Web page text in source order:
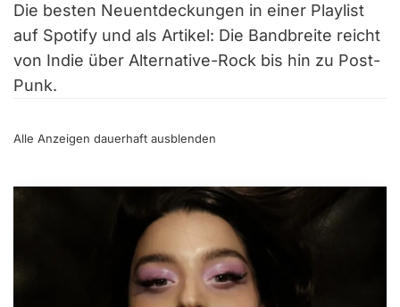
Die besten Neuentdeckungen in einer Playlist
auf Spotify und als Artikel: Die Bandbreite reicht
von Indie über Alternative-Rock bis hin zu Post-
Punk.
Alle Anzeigen dauerhaft ausblenden